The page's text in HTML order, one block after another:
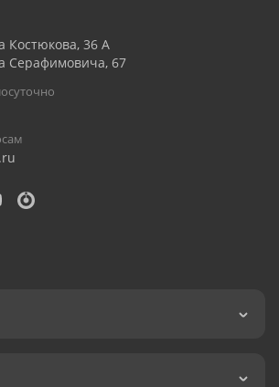
Костюкова, 36 А
Серафимовича, 67